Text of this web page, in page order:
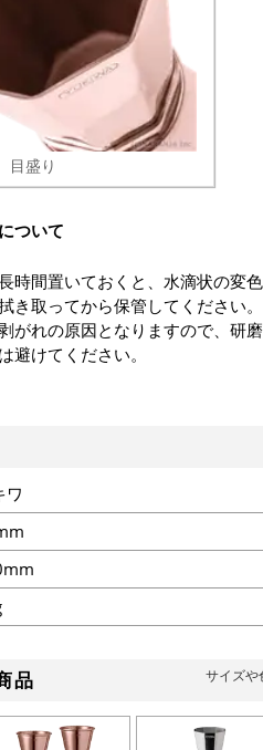
目盛り
ついて
時間置いておくと、水滴状の変
き取ってから保管してください。
がれの原因となりますので、研
避けてください。
ワ
品 サイズや